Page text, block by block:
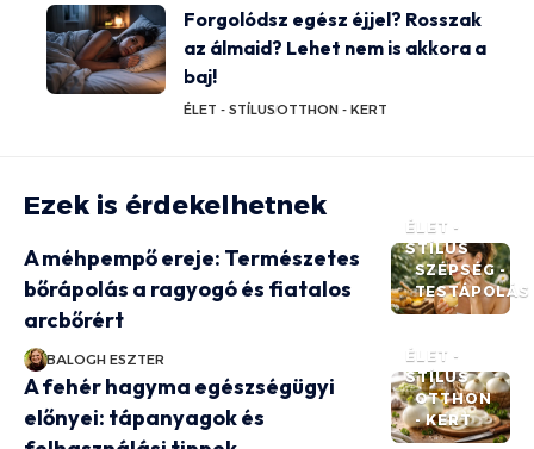
Forgolódsz egész éjjel? Rosszak
az álmaid? Lehet nem is akkora a
baj!
ÉLET - STÍLUSOTTHON - KERT
Ezek is érdekelhetnek
ÉLET -
STÍLUS
SZÉPSÉG -
TESTÁPOLÁS
A méhpempő ereje: Természetes
bőrápolás a ragyogó és fiatalos
arcbőrért
BALOGH ESZTER
ÉLET -
STÍLUS
OTTHON
- KERT
A fehér hagyma egészségügyi
előnyei: tápanyagok és